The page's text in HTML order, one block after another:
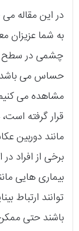
در این مقاله
به شما عزیزان
چشمی در سطح
حساس می
مشاهده می
قرار گرفته
مانند دوربین
برخی از افراد
بیماری هایی
توانند ارتباط
باشند حتی